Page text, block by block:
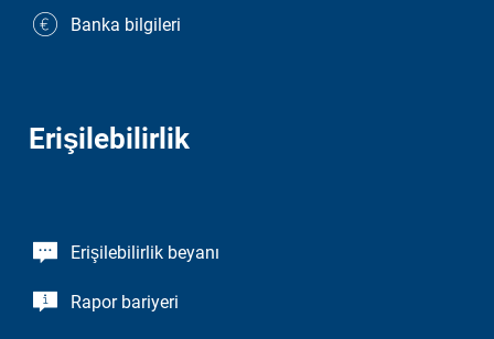
Banka bilgileri
Erişilebilirlik
Erişilebilirlik beyanı
Rapor bariyeri